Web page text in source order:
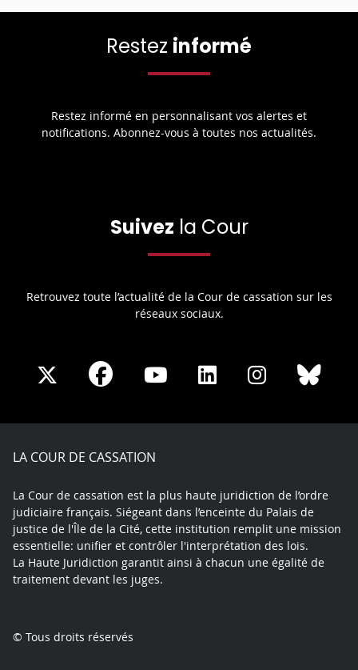
Restez informé
Restez informé en personnalisant vos alertes et
notifications. Abonnez-vous à toutes nos actualités.
Suivez la Cour
Retrouvez toute l’actualité de la Cour de cassation sur les
réseaux sociaux.
Share
X
Share
Facebook
Share
Youtube
Share
LinkedIn
Share
Instagram
LA COUR DE CASSATION
La Cour de cassation est la plus haute juridiction de l’ordre
judiciaire français. Siégeant dans l’enceinte du Palais de
justice de l'Île de la Cité, cette institution remplit une mission
essentielle: unifier et contrôler l'interprétation des lois.
La Haute Juridiction garantit ainsi à chacun une égalité de
traitement devant les juges.
© Tous droits réservés